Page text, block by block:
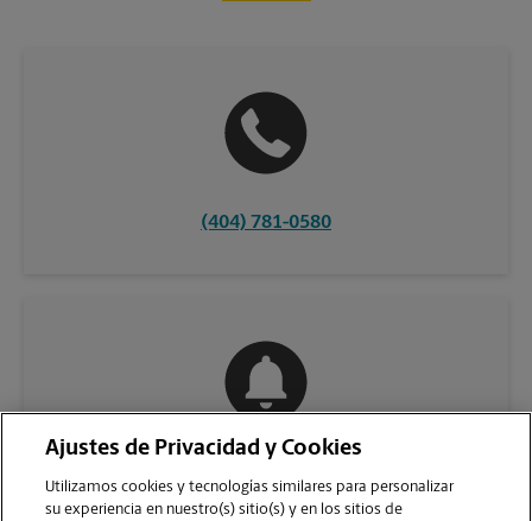
(404) 781-0580
Ajustes de Privacidad y Cookies
Utilizamos cookies y tecnologías similares para personalizar
su experiencia en nuestro(s) sitio(s) y en los sitios de